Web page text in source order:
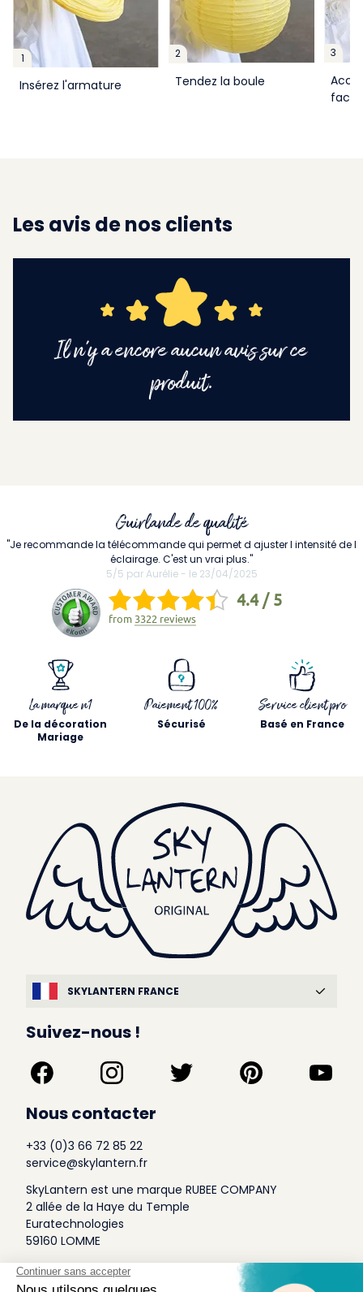
1
Insérez l'armature
2
Tendez la boule
3
Les avis de nos clients
Il n'y a encore aucun avis sur ce
produit.
La marque n1
De la décoration
Mariage
Paiement 100%
Sécurisé
Service client pro
Basé en France
Guirlande de qualité
"Je recommande la télécommande qui permet d ajuster l intensité de l
éclairage. C'est un vrai plus."
5/5 par Aurélie - le 23/04/2025
4.4 / 5
from 3322 reviews
SKYLANTERN FRANCE
Suivez-nous !
Nous contacter
+33 (0)3 66 72 85 22
service@skylantern.fr
SkyLantern est une marque RUBEE COMPANY
2 allée de la Haye du Temple
Euratechnologies
59160 LOMME
A Propos